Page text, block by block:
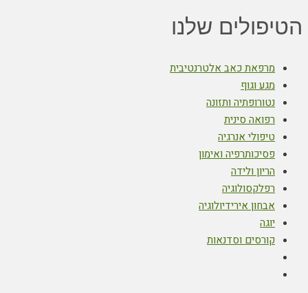
הטיפולים שלנו
מרפאת כאב אלטרנטיבית
מגע וגוף
נטורופתיה ותזונה
רפואה סינית
טיפולי אנרגיה
פסיכותרפיה ואימון
הריון ולידה
רפלקסולוגיה
אבחון אירידיולוגיה
יוגה
קורסים וסדנאות